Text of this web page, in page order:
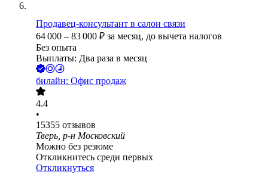
Продавец-консультант в салон связи
64 000 – 83 000 ₽ за месяц, до вычета налогов
Без опыта
Выплаты: Два раза в месяц
билайн: Офис продаж
4.4
•
15355 отзывов
Тверь, р-н Московский
Можно без резюме
Откликнитесь среди первых
Откликнуться